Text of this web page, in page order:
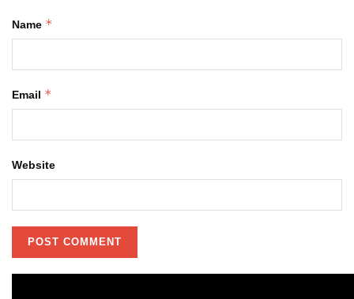
Name *
Email *
Website